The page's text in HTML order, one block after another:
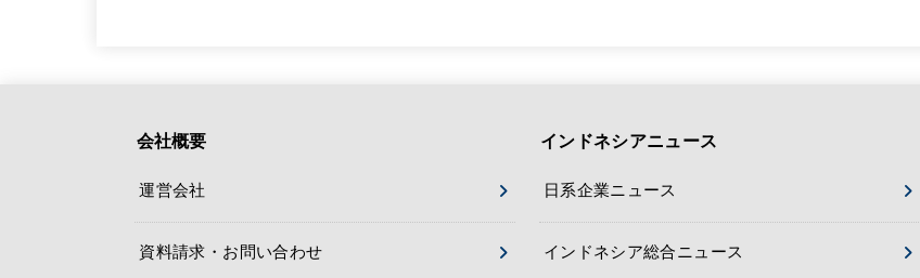
会社概要
運営会社
資料請求・お問い合わせ
インドネシアニュース
日系企業ニュース
インドネシア総合ニュース